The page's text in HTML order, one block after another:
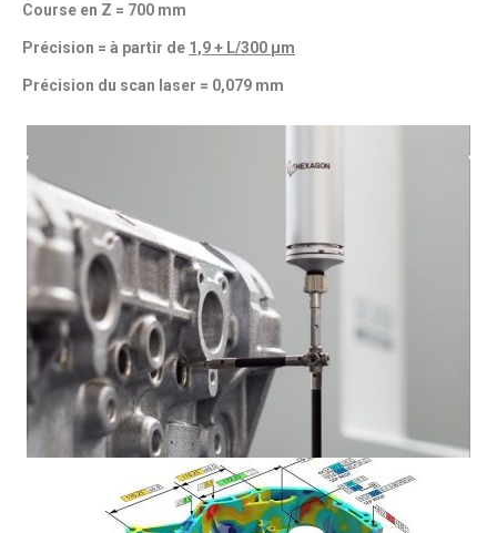
Course en Z = 700 mm
Précision = à partir de 1,9 + L/300 µm
Précision du scan laser = 0,079 mm